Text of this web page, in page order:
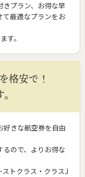
きプラン、お得な早
て最適なプランをお
す。
格安で！
好きな航空券を自由
ので、よりお得な
ストクラス・クラスJ